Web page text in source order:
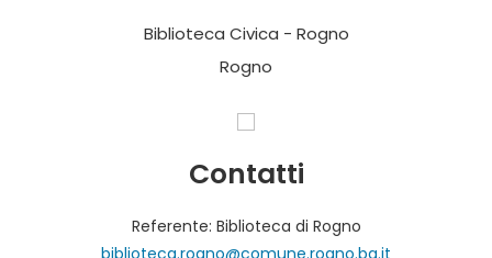
Biblioteca Civica - Rogno
Rogno
Contatti
Referente: Biblioteca di Rogno